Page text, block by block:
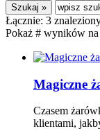
Łącznie: 3
Pokaż # wyników na
Magiczne
Czasem
klientami,